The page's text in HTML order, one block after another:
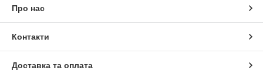
Про нас
Контакти
Доставка та оплата